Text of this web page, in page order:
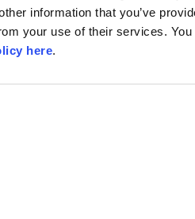
information that you’ve
your use of their services.
here